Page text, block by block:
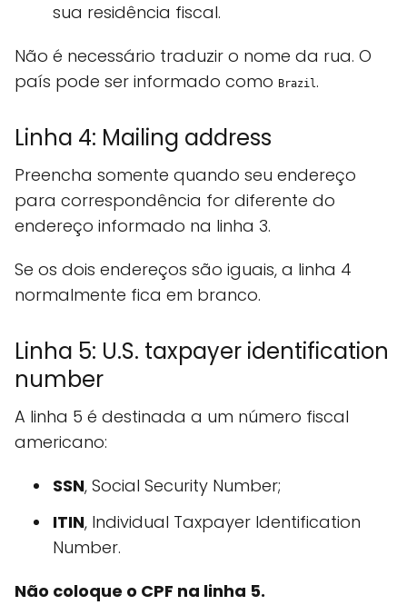
sua residência fiscal.
Não é necessário traduzir o nome da rua. O
país pode ser informado como Brazil.
Linha 4: Mailing address
Preencha somente quando seu endereço
para correspondência for diferente do
endereço informado na linha 3.
Se os dois endereços são iguais, a linha 4
normalmente fica em branco.
Linha 5: U.S. taxpayer identification
number
A linha 5 é destinada a um número fiscal
americano:
SSN, Social Security Number;
ITIN, Individual Taxpayer Identification
Number.
Não coloque o CPF na linha 5.